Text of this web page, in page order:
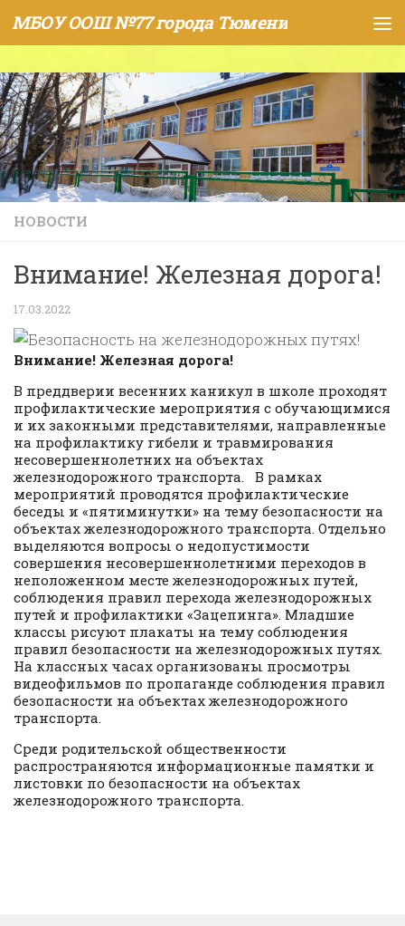
Skip to content
МБОУ ООШ №77 города Тюмени
НОВОСТИ
Внимание! Железная дорога!
17.03.2022
Внимание! Железная дорога!
В преддверии весенних каникул в школе проходят
профилактические мероприятия с обучающимися
и их законными представителями, направленные
на профилактику гибели и травмирования
несовершеннолетних на объектах
железнодорожного транспорта. В рамках
мероприятий проводятся профилактические
беседы и «пятиминутки» на тему безопасности на
объектах железнодорожного транспорта. Отдельно
выделяются вопросы о недопустимости
совершения несовершеннолетними переходов в
неположенном месте железнодорожных путей,
соблюдения правил перехода железнодорожных
путей и профилактики «Зацепинга». Младшие
классы рисуют плакаты на тему соблюдения
правил безопасности на железнодорожных путях.
На классных часах организованы просмотры
видеофильмов по пропаганде соблюдения правил
безопасности на объектах железнодорожного
транспорта.
Среди родительской общественности
распространяются информационные памятки и
листовки по безопасности на объектах
железнодорожного транспорта.